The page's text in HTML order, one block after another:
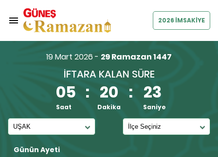
2026 İMSAKİYE
Günün Ayeti
19 Mart 2026 - 29 Ramazan 1447
İFTARA KALAN SÜRE
05 : 20 : 22
Saat Dakika Saniye